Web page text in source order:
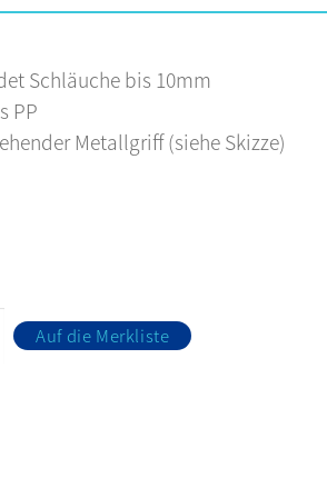
Schläuche bis 10mm
PP
Metallgriff (siehe Skizze)
Auf die Merkliste